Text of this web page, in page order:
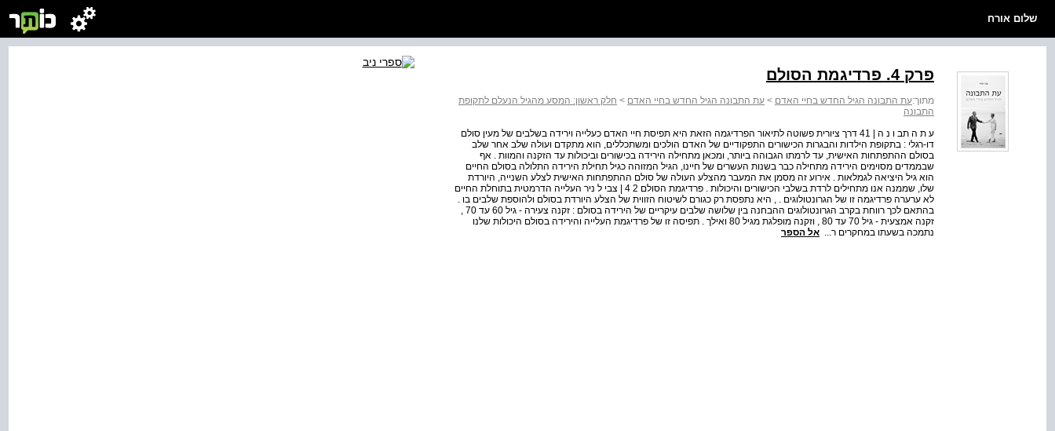
שלום אורח
פרק 4. פרדיגמת הסולם
מתוך:עת התבונה הגיל החדש בחיי האדם > עת התבונה הגיל החדש בחיי האדם > חלק ראשון: המסע מהגיל הנעלם לתקופת
התבונה
ע ת ה תב ו נ ה | 41 דרך ציורית פשוטה לתיאור הפרדיגמה הזאת היא תפיסת חיי האדם כעלייה וירידה בשלבים של מעין סולם
דו-רגלי : בתקופת הילדות והבגרות הכישורים התפקודיים של האדם הולכים ומשתכללים, הוא מתקדם ועולה שלב אחר שלב
בסולם ההתפתחות האישית, עד לרמתו הגבוהה ביותר, ומכאן מתחילה הירידה בכישורים וביכולות עד הזקנה והמוות . אף
שבממדים מסוימים הירידה מתחילה כבר בשנות העשרים של חיינו, הגיל המזוהה כגיל תחילת הירידה התלולה בסולם החיים
הוא גיל היציאה לגמלאות . אירוע זה מסמן את המעבר מהצלע העולה של סולם ההתפתחות האישית לצלע השנייה, היורדת
שלו, שממנה אנו מתחילים לרדת בשלבי הכישורים והיכולות . פרדיגמת הסולם 2 4 | צבי ל ניר העלייה הדרמטית בתוחלת החיים
לא ערערה פרדיגמה זו של הגרונטולוגים . , היא נתפסת רק כגורם לשיטוח הזווית של הצלע היורדת בסולם ולהוספת שלבים בו .
זקנה אמצעית - גיל 70 עד 80 , וזקנה מופלגת מגיל 80 ואילך . תפיסה זו של פרדיגמת העלייה והירידה בסולם היכולות שלנו
נתמכה בשעתו במחקרים ר... אל הספר